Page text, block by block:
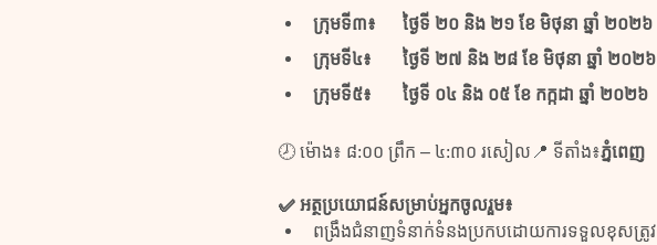
ក្រុមទី៣៖      ថ្ងៃទី​ ២០ និង ២១ ខែ មិថុនា ឆ្នាំ ២០២៦
ក្រុមទី៤៖       ថ្ងៃទី ២៧ និង ២៨ ខែ មិថុនា ឆ្នាំ ២០២៦
ក្រុមទី៥៖       ថ្ងៃទី ០៤ និង ០៥ ខែ កក្កដា ឆ្នាំ ២០២៦
🕗 ម៉ោង៖ ៨:០០ ព្រឹក – ៤:៣០ រសៀល📍 ទីតាំង៖ភ្នំពេញ
✅ អត្ថប្រយោជន៍សម្រាប់អ្នកចូលរួម៖
ពង្រឹងជំនាញទំនាក់ទំនងប្រកបដោយការទទួលខុសត្រូវ